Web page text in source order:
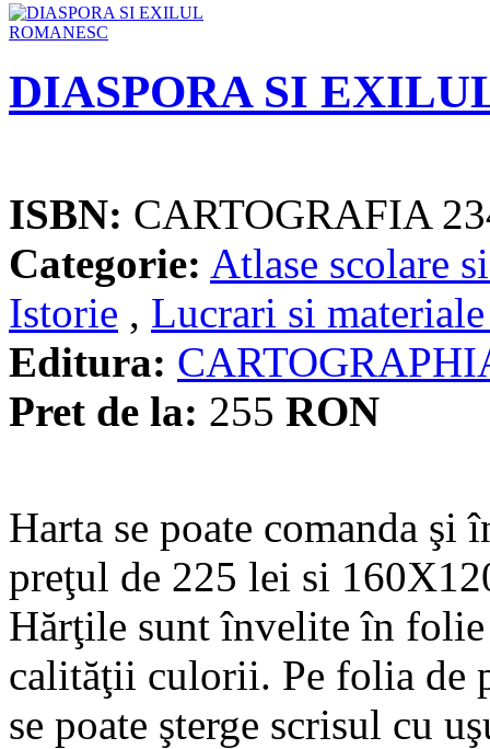
DIASPORA SI
ISBN: CARTOGRAFIA
Categorie: Atlase scolare
Istorie , Lucrari si
Editura:
Pret de la: 255 RON
Harta se poate comanda
preţul de 225 lei si
Hărţile sunt învelite în folie
calităţii culorii. Pe folia de
se poate şterge scrisul cu